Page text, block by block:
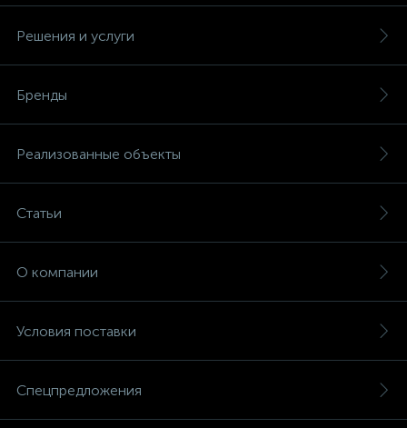
Решения и услуги
Бренды
Реализованные объекты
Статьи
О компании
Условия поставки
Спецпредложения